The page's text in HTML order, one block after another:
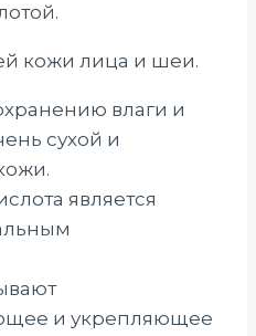
кожи лица и шеи.
влаги и
сухой и
является
и укрепляющее